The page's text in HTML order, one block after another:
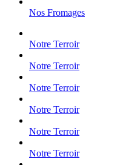
Nos Fromages
Notre Terroir
Notre Terroir
Notre Terroir
Notre Terroir
Notre Terroir
Notre Terroir